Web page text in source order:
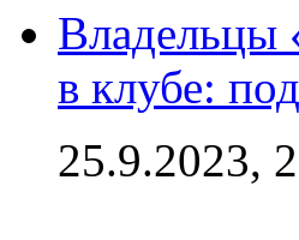
Владельцы
в клубе:
25.9.2023,